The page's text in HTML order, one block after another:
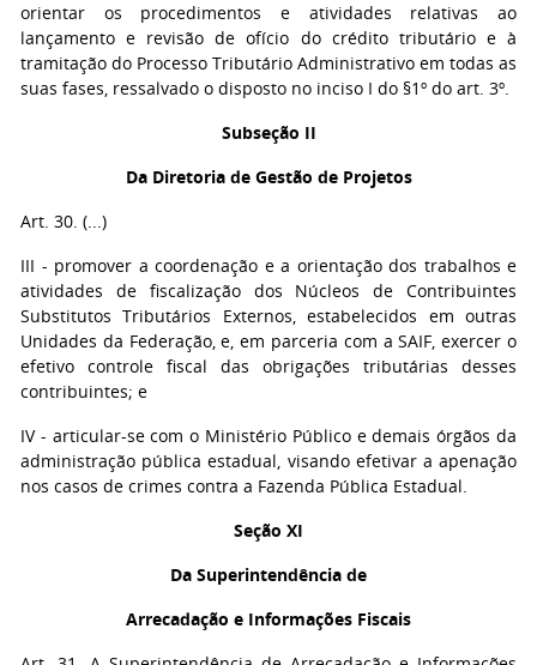
orientar os procedimentos e atividades relativas ao
lançamento e revisão de ofício do crédito tributário e à
tramitação do Processo Tributário Administrativo em todas as
suas fases, ressalvado o disposto no inciso I do §1º do art. 3º.
Subseção II
Da Diretoria de Gestão de Projetos
Art. 30. (...)
III - promover a coordenação e a orientação dos trabalhos e
atividades de fiscalização dos Núcleos de Contribuintes
Substitutos Tributários Externos, estabelecidos em outras
Unidades da Federação, e, em parceria com a SAIF, exercer o
efetivo controle fiscal das obrigações tributárias desses
contribuintes; e
IV - articular-se com o Ministério Público e demais órgãos da
administração pública estadual, visando efetivar a apenação
nos casos de crimes contra a Fazenda Pública Estadual.
Seção XI
Da Superintendência de
Arrecadação e Informações Fiscais